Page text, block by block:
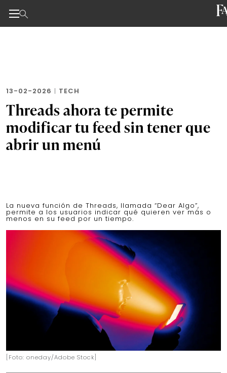
13-02-2026 | TECH
Threads ahora te permite
modificar tu feed sin tener que
abrir un menú
La nueva función de Threads, llamada “Dear Algo”,
permite a los usuarios indicar qué quieren ver más o
menos en su feed por un tiempo.
[Foto: oneday/Adobe Stock]